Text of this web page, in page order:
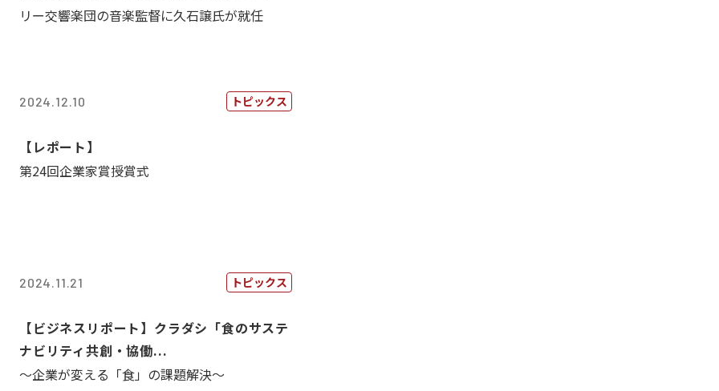
リー交響楽団の音楽監督に久石譲氏が就任
2024.12.10 トピックス
【レポート】
第24回企業家賞授賞式
2024.11.21 トピックス
【ビジネスリポート】クラダシ「食のサステ
ナビリティ共創・協働...
～企業が変える「食」の課題解決～